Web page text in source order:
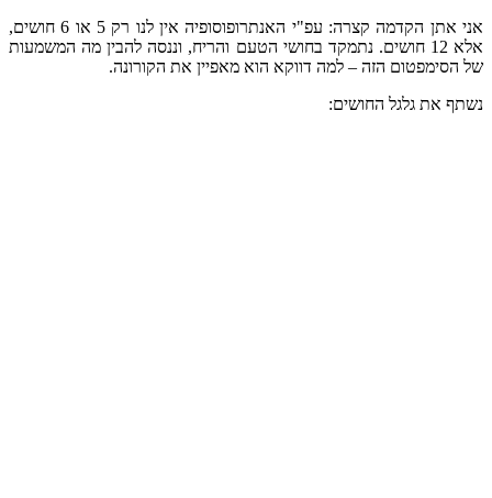
אני אתן הקדמה קצרה: עפ"י האנתרופוסופיה אין לנו רק 5 או 6 חושים,
אלא 12 חושים. נתמקד בחושי הטעם והריח, וננסה להבין מה המשמעות
של הסימפטום הזה – למה דווקא הוא מאפיין את הקורונה.
נשתף את גלגל החושים: